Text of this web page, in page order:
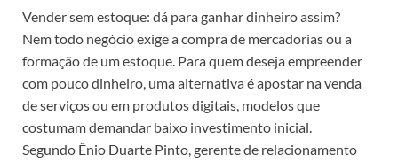
Vender sem estoque: dá para ganhar dinheiro assim?
Nem todo negócio exige a compra de mercadorias ou a
formação de um estoque. Para quem deseja empreender
com pouco dinheiro, uma alternativa é apostar na venda
de serviços ou em produtos digitais, modelos que
costumam demandar baixo investimento inicial.
Segundo Ênio Duarte Pinto, gerente de relacionamento